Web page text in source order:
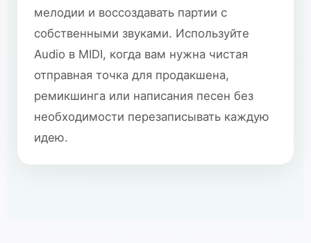
мелодии и воссоздавать партии с
собственными звуками. Используйте
Audio в MIDI, когда вам нужна чистая
отправная точка для продакшена,
ремикшинга или написания песен без
необходимости перезаписывать каждую
идею.